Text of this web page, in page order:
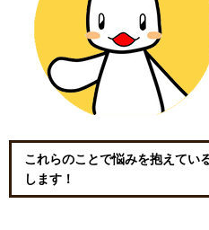
これらのことで悩みを抱えてい
します！